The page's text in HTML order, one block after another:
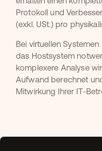
Protokoll und
(exkl. USt.) pro
Bei virtuellen
das Hostsystem
komplexere Analyse
Aufwand berechnet
Mitwirkung Ihrer IT-